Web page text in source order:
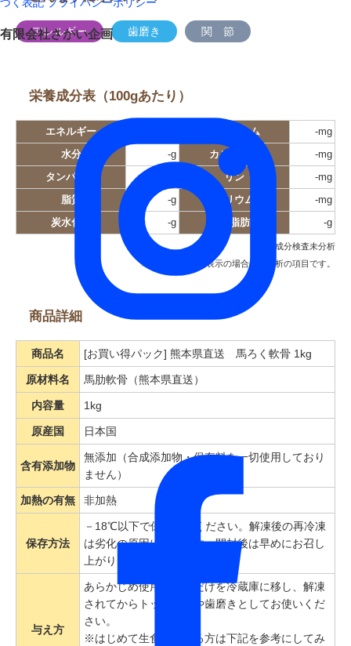
づく表記 プライバシーポリシー
有限会社さかい企画
アレルギー 歯磨き 関 節
栄養成分表（100gあたり）
エネルギー ナトリウム -mg
水分 -g カルシウム -mg
タンパク質 リン -mg
脂質 -g カリウム -mg
炭水化物 -g 飽和脂肪酸 -g
栄養成分検査未分析
※ -（ハイフン）表示の場合は未分析の項目です。
商品詳細
商品名 [お買い得パック] 熊本県直送 馬ろく軟骨 1kg
原材料名 馬肋軟骨（熊本県直送）
内容量 1kg
原産国 日本国
含有添加物
無添加（合成添加物・保存料を一切使用しており
ません）
加熱の有無 非加熱
保存方法
－18℃以下で保存してください。解凍後の再冷凍
は劣化の原因になります。開封後は早めにお召し
上がりください。
与え方
あらかじめ使用する分だけを冷蔵庫に移し、解凍
されてからトッピングや歯磨きとしてお使いくだ
さい。
※はじめて生食を与える方は下記を参考にしてみ